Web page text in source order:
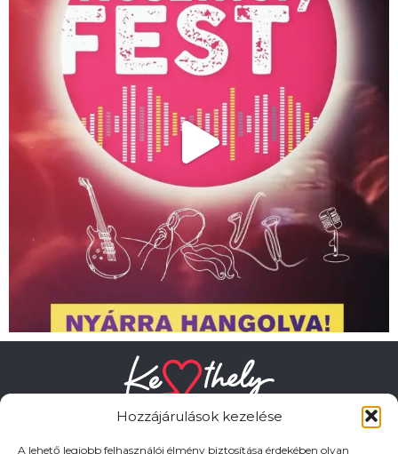
Hozzájárulások kezelése
A lehető legjobb felhasználói élmény biztosítása érdekében olyan